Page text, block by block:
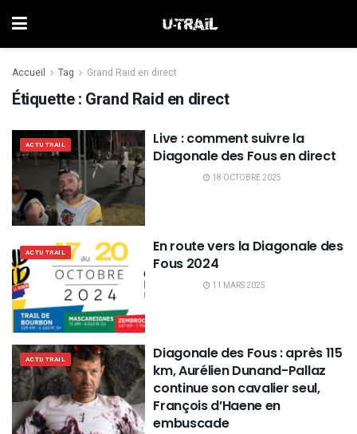
Accueil Tag Grand Raid en direct
Étiquette : Grand Raid en direct
ACTU TRAIL
Live : comment suivre la
Diagonale des Fous en direct
18 OCTOBRE 2025
ACTU TRAIL
En route vers la Diagonale des
Fous 2024
11 MARS 2025
ACTU TRAIL
Diagonale des Fous : après 115
km, Aurélien Dunand-Pallaz
continue son cavalier seul,
François d’Haene en
embuscade